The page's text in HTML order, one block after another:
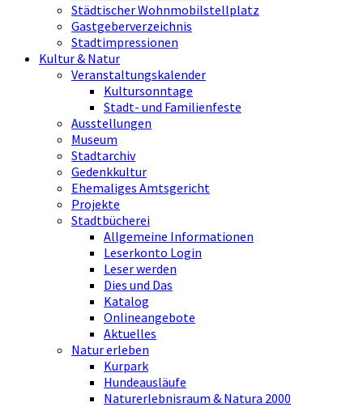
Städtischer Wohnmobilstellplatz
Gastgeberverzeichnis
Stadtimpressionen
Kultur & Natur
Veranstaltungskalender
Kultursonntage
Stadt- und Familienfeste
Ausstellungen
Museum
Stadtarchiv
Gedenkkultur
Ehemaliges Amtsgericht
Projekte
Stadtbücherei
Allgemeine Informationen
Leserkonto Login
Leser werden
Dies und Das
Katalog
Onlineangebote
Aktuelles
Natur erleben
Kurpark
Hundeausläufe
Naturerlebnisraum & Natura 2000